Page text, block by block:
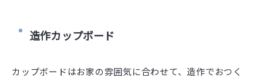
造作カップボード
カップボードはお家の雰囲気に合わせて、造作でおつく